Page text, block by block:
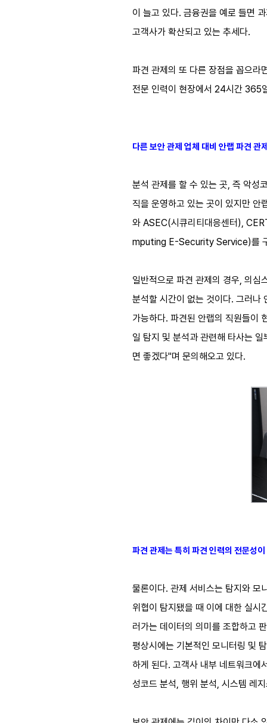
이 늘고 있다. 금융권을 예로 들면
고객사가 확산되고 있는 추세다.
파견 관제의 또 다른 장점을 꼽으라
전문 인력이 현장에서 24시간 365
다른 보안 관제 업체 대비 안랩 파견 관
분석 관제를 할 수 있는 곳, 즉 악성
직을 운영하고 있는 곳이 있지만
와 ASEC(시큐리티대응센터),
mputing E-Security Service)를 구
일반적으로 파견 관제의 경우, 의심
분석할 시간이 없는 것이다. 그러나
가능하다. 파견된 안랩의 직원들이
일 탐지 및 분석과 관련해 타사는
면 좋겠다"며 문의해오고 있다.
파견 관제는 특히 파견 인력의 전문성
물론이다. 관제 서비스는 탐지와 모
위협이 탐지됐을 때 이에 대한 실시
러가는 데이터의 의미를 조합하고
평상시에는 기본적인 모니터링 및
하게 된다. 고객사 내부 네트워크에
성코드 분석, 행위 분석, 시스템 레